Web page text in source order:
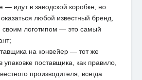
— идут в заводской коробке, но
любой известный бренд,
своим логотипом — это самый
на конвейер — тот же
упаковке поставщика, как правило,
производителя, всегда